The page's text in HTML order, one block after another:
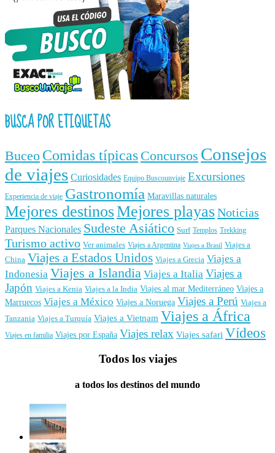
BUSCA POR ETIQUETAS
Buceo Comidas típicas Concursos Consejos
de viajes Curiosidades Equipo Buscounviaje Excursiones
Experiencia de viaje Gastronomía Maravillas naturales
Mejores destinosMejores playasNoticias
Parques Nacionales Sudeste Asiático Surf Templos Trekking
Turismo activo Ver animales Viajes a Argentina Viajes a Brasil Viajes a
China Viajes a Estados Unidos Viajes a Grecia Viajes a
Indonesia Viajes a Islandia Viajes a Italia Viajes a
Japón Viajes a Kenia Viajes a la India Viajes al mar Mediterráneo Viajes a
Marruecos Viajes a México Viajes a Noruega Viajes a Perú Viajes a
Tanzania Viajes a Turquía Viajes a Vietnam Viajes a África
Viajes en familia Viajes por España Viajes relax Viajes safari Vídeos
Todos los viajes
a todos los destinos del mundo